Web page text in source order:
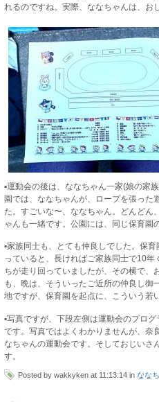
れるのですね。実際、ななちゃんは、お
▪️運動会の後は、ななちゃん一家(娘の家
園では、ななちゃんが、ロープを張った
た。すごいな〜、ななちゃん。どんどん
ゃんも一緒です。公園には、同じ保育園
▪️家族同士も、とても仲良しでした。保
っていると、長ければご家族同士で10
ちが走り回っていましたが、その横で、
も、晩は、そういったご近所の仲良し
地ですが、保育園を起点に、こういう若
▪️写真ですが、下段左側は運動会のプロ
です。写真ではよくわかりませんが、奈
なちゃんの運動会です。そしておじいさ
す。
Posted by wakkyken at 11:13:14 in なな